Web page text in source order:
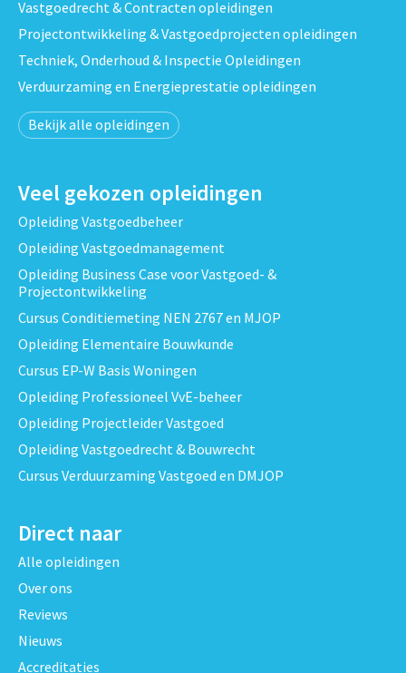
Vastgoedrecht & Contracten opleidingen
Projectontwikkeling & Vastgoedprojecten opleidingen
Techniek, Onderhoud & Inspectie Opleidingen
Verduurzaming en Energieprestatie opleidingen
Bekijk alle opleidingen
Veel gekozen opleidingen
Opleiding Vastgoedbeheer
Opleiding Vastgoedmanagement
Opleiding Business Case voor Vastgoed- &
Projectontwikkeling
Cursus Conditiemeting NEN 2767 en MJOP
Opleiding Elementaire Bouwkunde
Cursus EP-W Basis Woningen
Opleiding Professioneel VvE-beheer
Opleiding Projectleider Vastgoed
Opleiding Vastgoedrecht & Bouwrecht
Cursus Verduurzaming Vastgoed en DMJOP
Direct naar
Alle opleidingen
Over ons
Reviews
Nieuws
Accreditaties